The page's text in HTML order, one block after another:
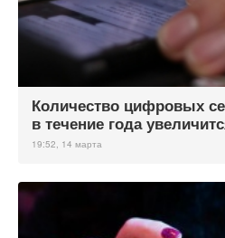
Количество цифровых
в течение года
19:52, 14 марта